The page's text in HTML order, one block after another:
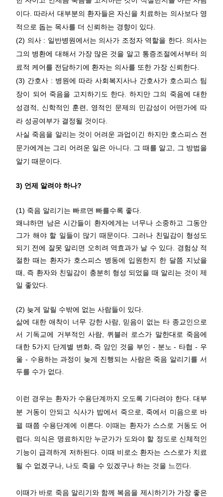
이다. 따라서 대부분의 환자들은 자신을 치료하는 의사보다 영
적으로 돕는 목사를 더 신뢰하는 경향이 있다.
(2) 의사 : 일반병원에서는 의사가 조정자 역할을 한다. 의사는
그의 병환에 대해서 가장 많은 것을 알고 통증조절에서부터 의
료적 케어를 전담하기에 환자는 의사를 또한 가장 신뢰한다.
(3) 간호사 : 병원에 따라 사회복지사나 간호사가 호스피스 팀
장이 되어 죽음을 고지하기도 한다. 하지만 그의 죽음에 대한
성경적, 신학적인 훈련, 영적인 문제의 민감성이 어떤가에 따
라 성공여부가 결정될 것이다.
사실 죽음을 알리는 것이 어려운 과업이긴 하지만 호스피스 전
문가에게는 그리 어려운 일은 아니다. 그 때를 알고, 그 방법을
알기 때문이다.
3) 언제 알려야 하나?
(1) 죽음 알리기는 빠르면 빠를수록 좋다.
왜냐하면 남은 시간들이 환자에게는 너무나 소중하고 그동안
그가 해야 할 일들이 많기 때문이다. 그러나 친밀감이 형성도
되기 전에 잘못 알리면 오히려 역효과가 날 수 있다. 경험상 적
절한 때는 환자가 호스피스 병동에 입원한지 한 달쯤 지났을
때, 즉 환자와 친밀감이 충분히 형성 되었을 때 알리는 것이 제
일 좋았다.
(2) 늦게 알릴 수밖에 없는 사람들이 있다.
삶에 대한 애착이 너무 강한 사람, 믿음이 없는 타 종교인으로
서 기독교에 거부적인 사람, 퀴블러 로스가 말한대로 죽음에
대한 5가지 단계별 변화, 즉 암인 것을 부인 - 분노 - 타협 - 우
울 - 수용하는 과정이 늦게 진행되는 사람은 죽음 알리기를 서
두를 수가 없다.
이런 경우는 환자가 수용단계까지 오도록 기다려야 한다. 대부
분 거동이 안되고 식사가 밥에서 죽으로, 죽에서 미음으로 바
뀔 때쯤 수용단계에 이른다. 이때는 환자가 스스로 거동도 어
렵다. 의식은 명료하지만 누군가가 도와야 할 정도로 신체적인
기능이 급격하게 저하된다. 이때 비로소 환자는 스스로가 치료
될 수 없겠구나, 나도 죽을 수 있겠구나 하는 것을 느낀다.
이때가 바로 죽음 알리기와 함께 복음을 제시하기가 가장 좋은